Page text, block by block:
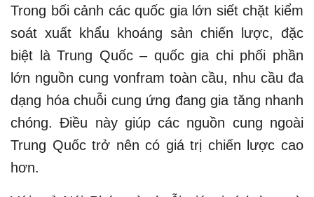
Trong bối cảnh các quốc gia lớn siết chặt kiểm
soát xuất khẩu khoáng sản chiến lược, đặc
biệt là Trung Quốc – quốc gia chi phối phần
lớn nguồn cung vonfram toàn cầu, nhu cầu đa
dạng hóa chuỗi cung ứng đang gia tăng nhanh
chóng. Điều này giúp các nguồn cung ngoài
Trung Quốc trở nên có giá trị chiến lược cao
hơn.